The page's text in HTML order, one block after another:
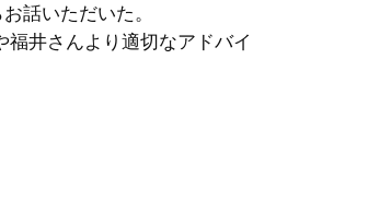
話いただいた。
井さんより適切なアドバイ